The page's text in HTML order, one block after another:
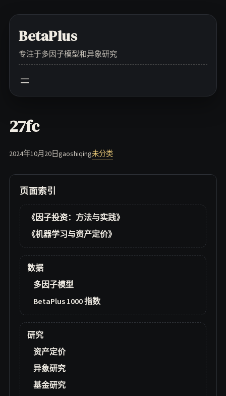
contentBetaPlus
专注于多因子模型和异象研究
27fc
2024年10月20日gaoshiqing未分类
页面索引
《因子投资：方法与实践》
《机器学习与资产定价》
数据
多因子模型
BetaPlus 1000 指数
研究
资产定价
异象研究
基金研究